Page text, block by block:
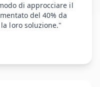
di approcciare il
del 40% da
loro soluzione."